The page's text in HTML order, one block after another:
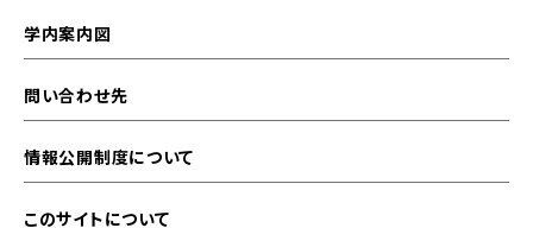
学内案内図
問い合わせ先
情報公開制度について
このサイトについて